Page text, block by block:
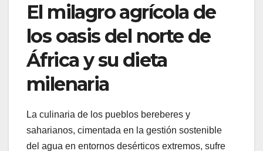
El milagro agrícola de
los oasis del norte de
África y su dieta
milenaria
La culinaria de los pueblos bereberes y
saharianos, cimentada en la gestión sostenible
del agua en entornos desérticos extremos, sufre